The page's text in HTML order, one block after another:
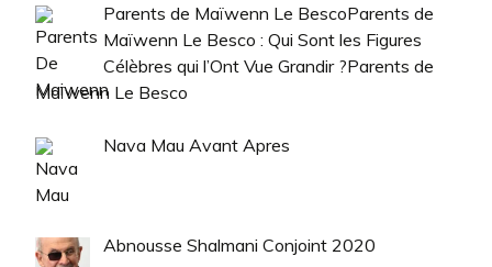
Parents de Maïwenn Le BescoParents de
Maïwenn Le Besco : Qui Sont les Figures
Célèbres qui l’Ont Vue Grandir ?Parents de
Maïwenn Le Besco
Nava Mau Avant Apres
Abnousse Shalmani Conjoint 2020